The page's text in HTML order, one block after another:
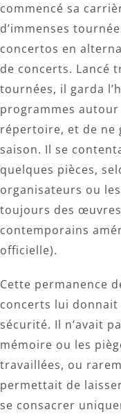
commencé sa
d’immenses
concertos en
de concerts. Lancé
tournées, il garda
programmes
répertoire, et de ne
saison. Il se
quelques pièces,
organisateurs ou
toujours des
contemporains
officielle).
Cette permanence
concerts lui
sécurité. Il n’avait
mémoire ou les
travaillées, ou
permettait de
se consacrer